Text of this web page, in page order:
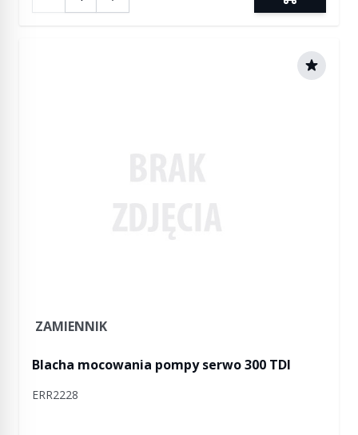
ZAMIENNIK
Blacha mocowania pompy serwo 300 TDI
ERR2228